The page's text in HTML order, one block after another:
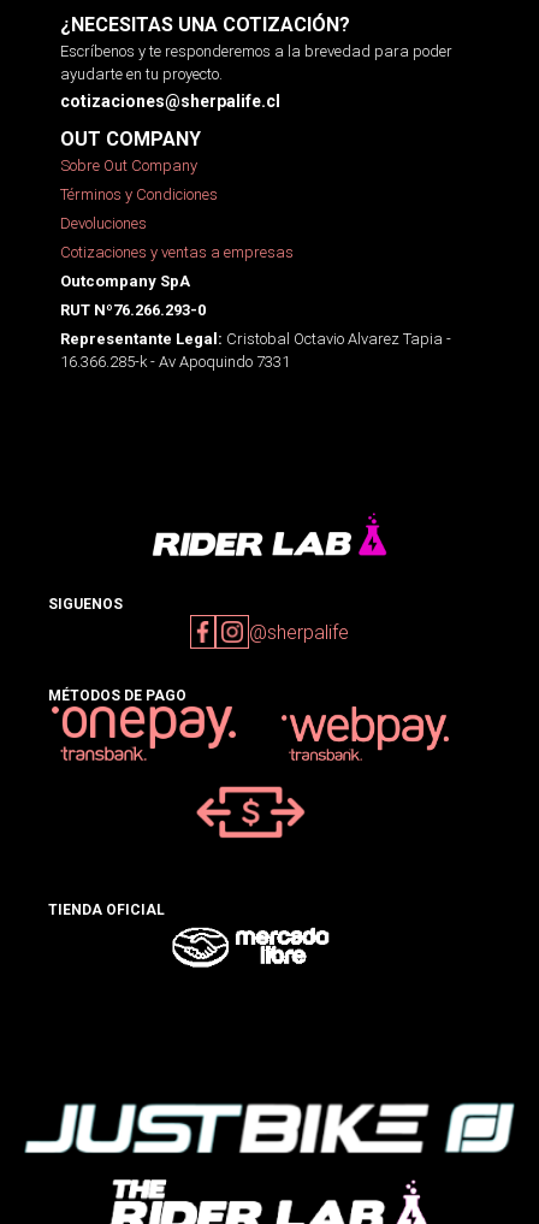
¿NECESITAS UNA COTIZACIÓN?
Escríbenos y te responderemos a la brevedad para poder
ayudarte en tu proyecto.
cotizaciones@sherpalife.cl
OUT COMPANY
Sobre Out Company
Términos y Condiciones
Devoluciones
Cotizaciones y ventas a empresas
Outcompany SpA
RUT Nº76.266.293-0
Representante Legal: Cristobal Octavio Alvarez Tapia -
16.366.285-k - Av Apoquindo 7331
SIGUENOS
@sherpalife
MÉTODOS DE PAGO
TIENDA OFICIAL